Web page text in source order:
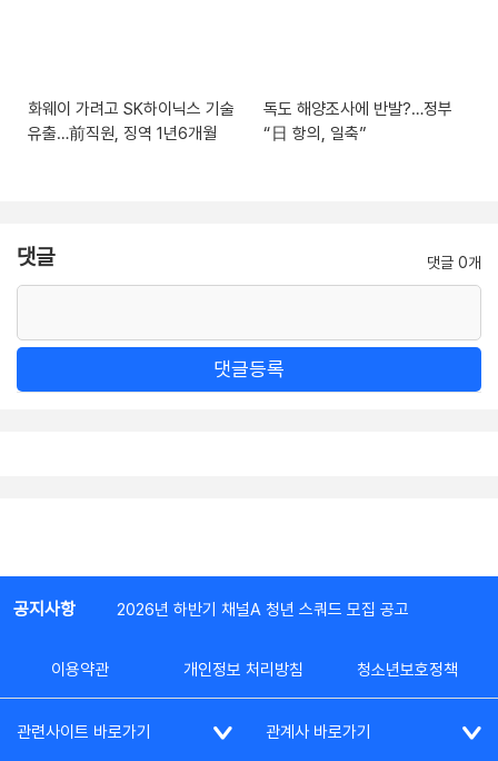
화웨이 가려고 SK하이닉스 기술
유출…前직원, 징역 1년6개월
독도 해양조사에 반발?…정부
“日 항의, 일축”
댓글 댓글 0개
댓글등록
공지사항 2026년 하반기 채널A 청년 스쿼드 모집 공고
이용약관 개인정보 처리방침 청소년보호정책
관련사이트 바로가기 관계사 바로가기